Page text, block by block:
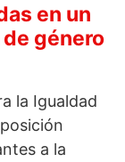
en un
género
la Igualdad
a la